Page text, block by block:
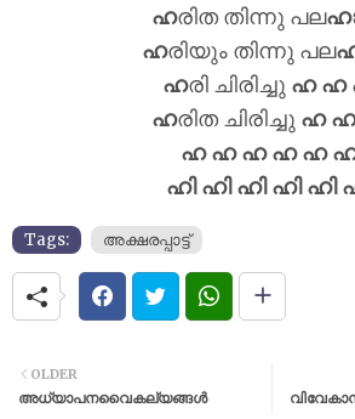
ഹരിത തിന്നു പല
ഹരിയും തിന്നു പല
ഹരി ചിരിച്ചു ഹ ഹ
ഹരിത ചിരിച്ചു ഹ
ഹ ഹ ഹ ഹ ഹ
ഹി ഹി ഹി ഹി ഹി
Tags: അക്ഷരപ്പാട്ട്
OLDER
അധ്യാപനവൈകല്യങ്ങൾ